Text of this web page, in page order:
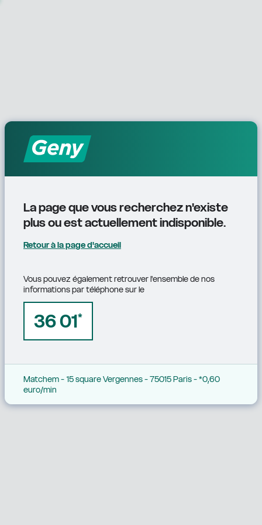
La page que vous recherchez n'existe
plus ou est actuellement indisponible.
Retour à la page d'accueil
Vous pouvez également retrouver l'ensemble de nos
informations par téléphone sur le
36 01*
Matchem - 15 square Vergennes - 75015 Paris - *0,60
euro/min